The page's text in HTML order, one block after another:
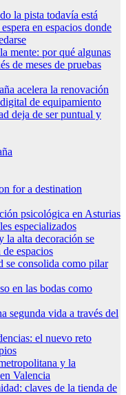
la pista todavía está
en espacios donde
mente: por qué algunas
de meses de pruebas
acelera la renovación
de equipamiento
deja de ser puntual y
for a destination
psicológica en Asturias
especializados
la alta decoración se
espacios
se consolida como pilar
en las bodas como
segunda vida a través del
el nuevo reto
y la
Valencia
claves de la tienda de